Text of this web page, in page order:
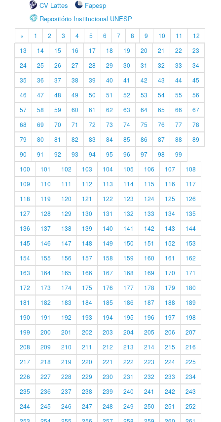
CV Lattes
Fapesp
Repositório Institucional UNESP
« 1 2 3 4 5 6 7 8 9 10 11
12
13
14 15 16 17 18 19 20 21 22
23
24
25 26 27 28 29 30 31 32 33
34
35
36 37 38 39 40 41 42 43 44
45
46
47 48 49 50 51 52 53 54 55
56
57
58 59 60 61 62 63 64 65 66
67
68
69 70 71 72 73 74 75 76 77
78
79
80 81 82 83 84 85 86 87 88
89
90
91 92 93 94 95 96 97 98
99
100
101 102 103 104 105 106 107
108
109
110 111 112 113 114 115 116
117
118
119 120 121 122 123 124 125
126
127
128 129 130 131 132 133 134
135
136
137 138 139 140 141 142 143
144
145
146 147 148 149 150 151 152
153
154
155 156 157 158 159 160 161
162
163
164 165 166 167 168 169 170
171
172
173 174 175 176 177 178 179
180
181
182 183 184 185 186 187 188
189
190
191 192 193 194 195 196 197
198
199
200 201 202 203 204 205 206
207
208
209 210 211 212 213 214 215
216
217
218 219 220 221 222 223 224
225
226
227 228 229 230 231 232 233
234
235
236 237 238 239 240 241 242
243
244
245 246 247 248 249 250 251
252